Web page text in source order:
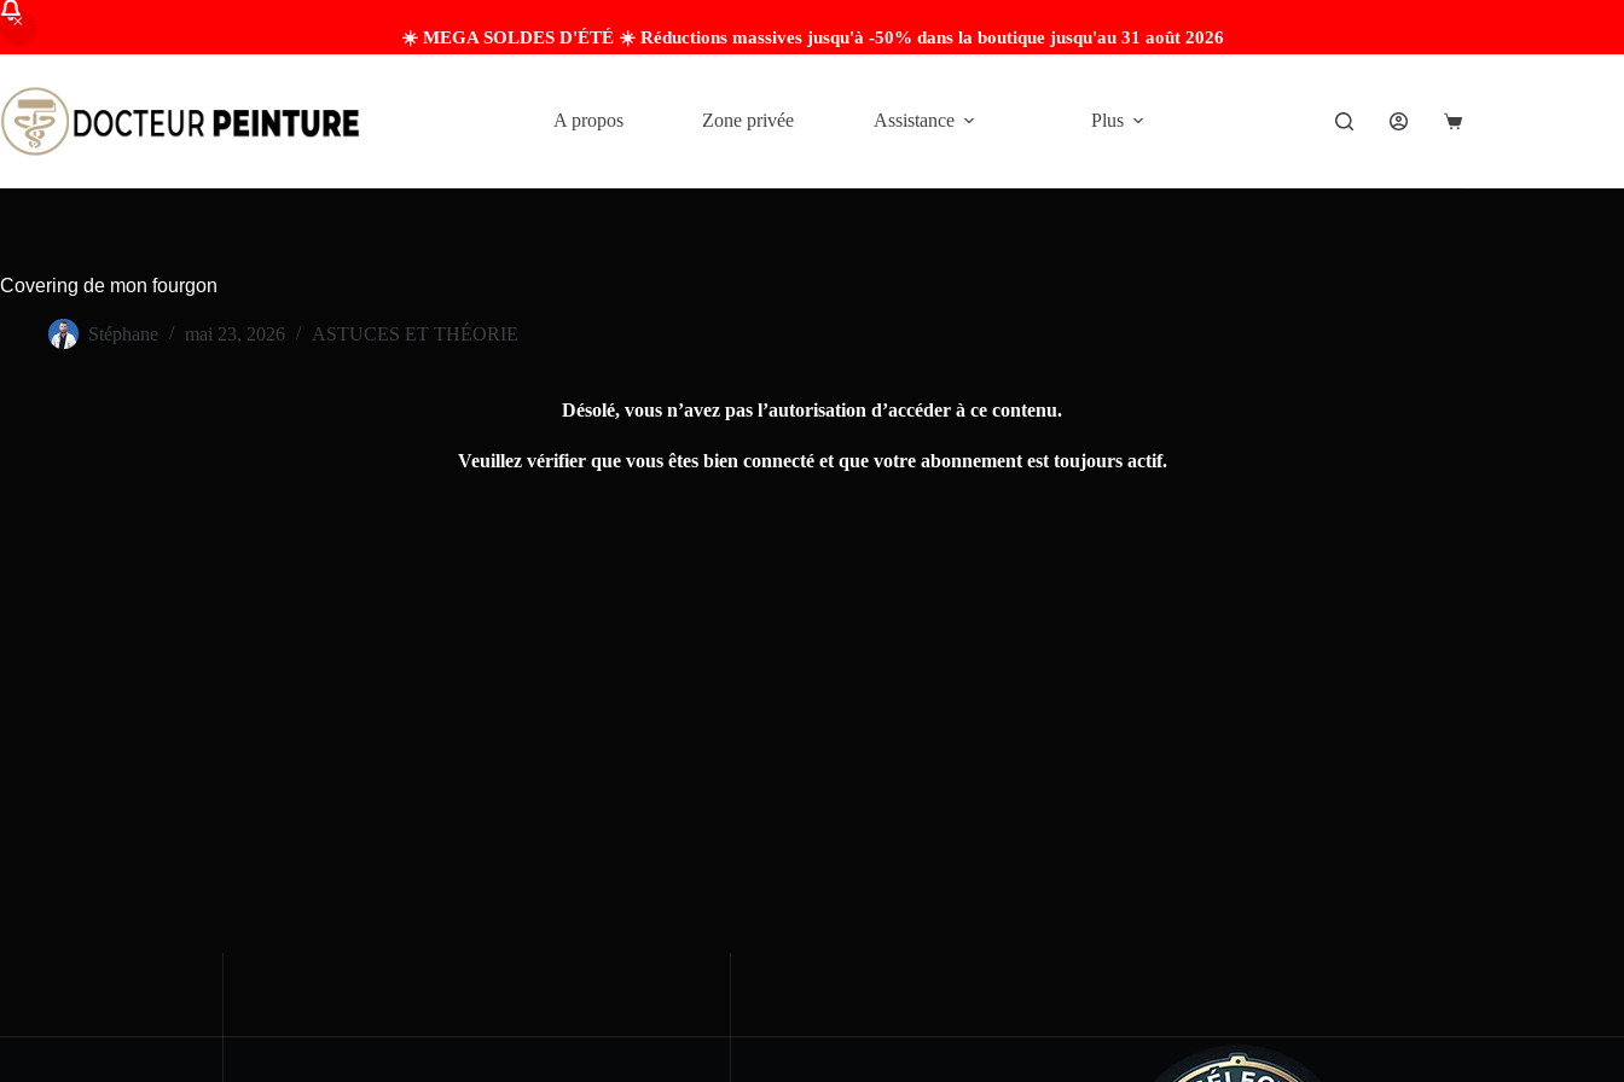
☀️ MEGA SOLDES D'ÉTÉ ☀️ Réductions massives jusqu'à -50% dans la boutique jusqu'au 31 août 2026
A propos Zone privée Assistance Plus
Covering de mon fourgon
Stéphane mai 23, 2026 ASTUCES ET THÉORIE
Désolé, vous n’avez pas l’autorisation d’accéder à ce contenu.
Veuillez vérifier que vous êtes bien connecté et que votre abonnement est toujours actif.